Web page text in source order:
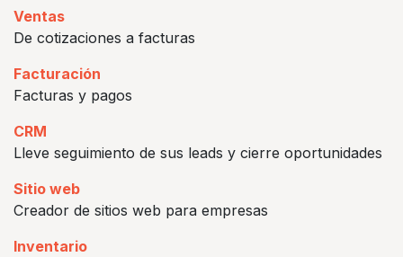
Ventas
De cotizaciones a facturas
Facturación
Facturas y pagos
CRM
Lleve seguimiento de sus leads y cierre oportunidades
Sitio web
Creador de sitios web para empresas
Inventario